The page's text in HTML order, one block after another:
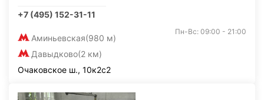
+7 (495) 152-31-11
Аминьевская(980 м)
Давыдково(2 км)
Пн-Вс: 09:00 - 21:00
Очаковское ш., 10к2с2